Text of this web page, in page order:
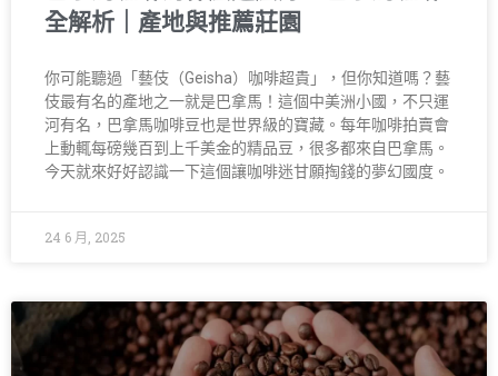
全解析｜產地與推薦莊園
你可能聽過「藝伎（Geisha）咖啡超貴」，但你知道嗎？藝
伎最有名的產地之一就是巴拿馬！這個中美洲小國，不只運
河有名，巴拿馬咖啡豆也是世界級的寶藏。每年咖啡拍賣會
上動輒每磅幾百到上千美金的精品豆，很多都來自巴拿馬。
今天就來好好認識一下這個讓咖啡迷甘願掏錢的夢幻國度。
24 6 月, 2025